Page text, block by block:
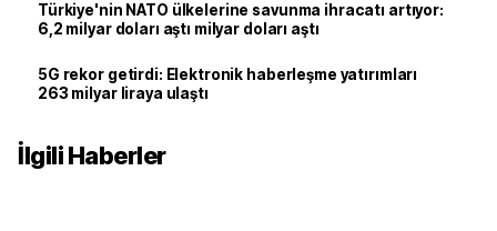
Türkiye'nin NATO ülkelerine savunma ihracatı artıyor:
6,2 milyar doları aştı milyar doları aştı
5G rekor getirdi: Elektronik haberleşme yatırımları
263 milyar liraya ulaştı
İlgili Haberler